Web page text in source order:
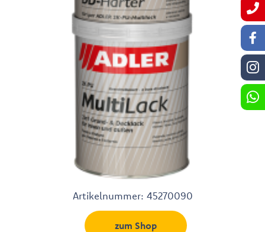
Artikelnummer: 45270090
zum Shop